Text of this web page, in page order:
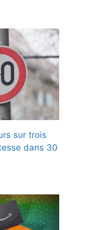
sur trois
dans 30